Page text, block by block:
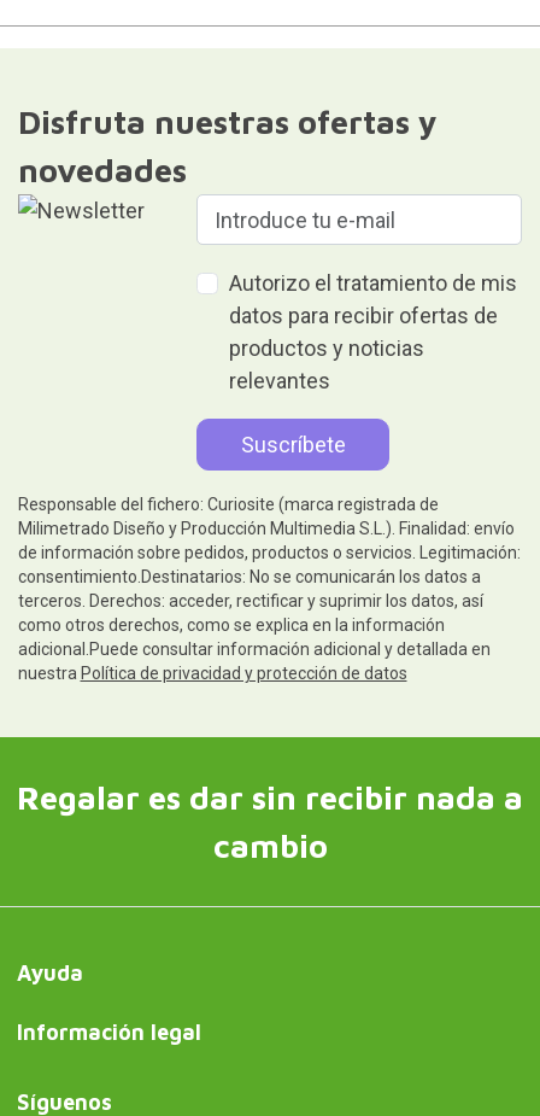
Disfruta nuestras ofertas y
novedades
Autorizo el tratamiento de mis
datos para recibir ofertas de
productos y noticias
relevantes
Responsable del fichero: Curiosite (marca registrada de
Milimetrado Diseño y Producción Multimedia S.L.). Finalidad: envío
de información sobre pedidos, productos o servicios. Legitimación:
consentimiento.Destinatarios: No se comunicarán los datos a
terceros. Derechos: acceder, rectificar y suprimir los datos, así
como otros derechos, como se explica en la información
adicional.Puede consultar información adicional y detallada en
nuestra Política de privacidad y protección de datos
Regalar es dar sin recibir nada a
cambio
Ayuda
Información legal
Síguenos